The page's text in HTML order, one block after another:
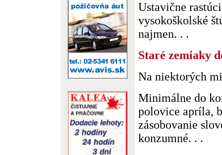
Ustavične
vysokoškolské
najmen. . .
Staré zemiaky
Na niektorých
Minimálne do
polovice apríla,
zásobovanie
konzumné. . .